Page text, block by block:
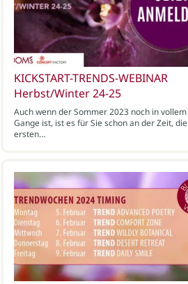
KICKSTART-TRENDS-WEBINAR
Herbst/Winter 24-25
Auch wenn der Sommer 2023 noch in vollem
Gange ist, ist es für Sie schon an der Zeit, die
ersten…